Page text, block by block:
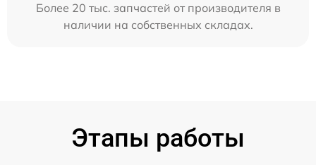
Более 20 тыс. запчастей от производителя в
наличии на собственных складах.
Этапы работы